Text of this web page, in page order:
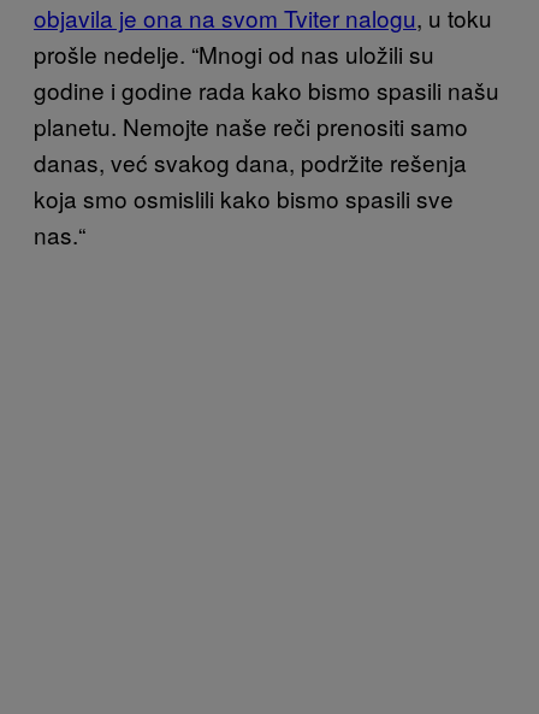
objavila je ona na svom Tviter nalogu, u toku
prošle nedelje. “Mnogi od nas uložili su
godine i godine rada kako bismo spasili našu
planetu. Nemojte naše reči prenositi samo
danas, već svakog dana, podržite rešenja
koja smo osmislili kako bismo spasili sve
nas.“